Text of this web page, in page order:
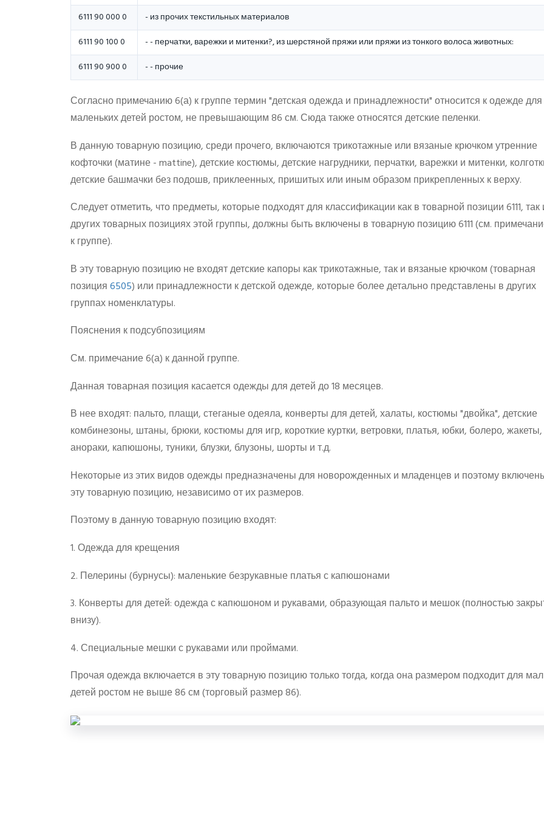
6111 90 000 0
- из прочих текстильных материалов
6111 90 100 0
- - перчатки, варежки и митенки?, из шерстяной пряжи или пряжи из тонкого волоса животных:
6111 90 900 0
- - прочие
Согласно примечанию 6(а) к группе термин "детская одежда и принадлежности" относится к одежде для
маленьких детей ростом, не превышающим 86 см. Сюда также относятся детские пеленки.
В данную товарную позицию, среди прочего, включаются трикотажные или вязаные крючком утренние
кофточки (матине - mattine), детские костюмы, детские нагрудники, перчатки, варежки и митенки,
детские башмачки без подошв, приклеенных, пришитых или иным образом прикрепленных к верху.
Следует отметить, что предметы, которые подходят для классификации как в товарной позиции 6111, так
других товарных позициях этой группы, должны быть включены в товарную позицию 6111 (см.
к группе).
В эту товарную позицию не входят детские капоры как трикотажные, так и вязаные крючком (товарная
позиция6505) или принадлежности к детской одежде, которые более детально представлены в других
группах номенклатуры.
Пояснения к подсубпозициям
См. примечание 6(а) к данной группе.
Данная товарная позиция касается одежды для детей до 18 месяцев.
В нее входят: пальто, плащи, стеганые одеяла, конверты для детей, халаты, костюмы "двойка", детские
комбинезоны, штаны, брюки, костюмы для игр, короткие куртки, ветровки, платья, юбки, болеро, жакеты,
анораки, капюшоны, туники, блузки, блузоны, шорты и т.д.
Некоторые из этих видов одежды предназначены для новорожденных и младенцев и поэтому
эту товарную позицию, независимо от их размеров.
Поэтому в данную товарную позицию входят:
1. Одежда для крещения
2. Пелерины (бурнусы): маленькие безрукавные платья с капюшонами
3. Конверты для детей: одежда с капюшоном и рукавами, образующая пальто и мешок (полностью
внизу).
4. Специальные мешки с рукавами или проймами.
Прочая одежда включается в эту товарную позицию только тогда, когда она размером подходит для
детей ростом не выше 86 см (торговый размер 86).